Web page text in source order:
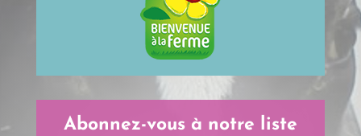
Abonnez-vous à notre liste